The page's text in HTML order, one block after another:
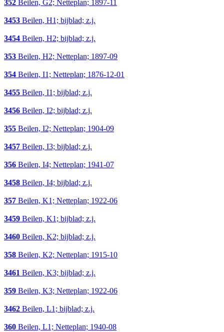
352 Beilen, G2; Netteplan; 1897-11
3453 Beilen, H1; bijblad; z.j.
3454 Beilen, H2; bijblad; z.j.
353 Beilen, H2; Netteplan; 1897-09
354 Beilen, I1; Netteplan; 1876-12-01
3455 Beilen, I1; bijblad; z.j.
3456 Beilen, I2; bijblad; z.j.
355 Beilen, I2; Netteplan; 1904-09
3457 Beilen, I3; bijblad; z.j.
356 Beilen, I4; Netteplan; 1941-07
3458 Beilen, I4; bijblad; z.j.
357 Beilen, K1; Netteplan; 1922-06
3459 Beilen, K1; bijblad; z.j.
3460 Beilen, K2; bijblad; z.j.
358 Beilen, K2; Netteplan; 1915-10
3461 Beilen, K3; bijblad; z.j.
359 Beilen, K3; Netteplan; 1922-06
3462 Beilen, L1; bijblad; z.j.
360 Beilen, L1; Netteplan; 1940-08